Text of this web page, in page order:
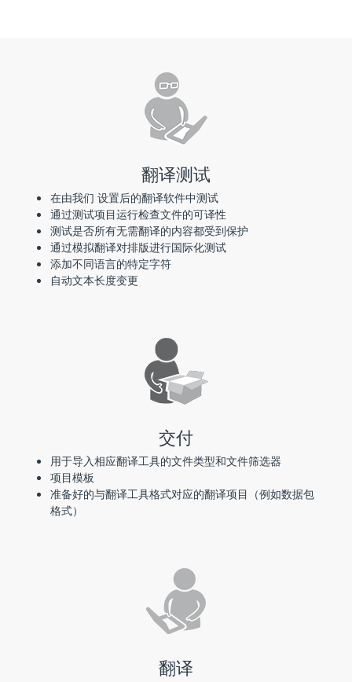
翻译测试
在由我们 设置后的翻译软件中测试
通过测试项目运行检查文件的可译性
测试是否所有无需翻译的内容都受到保护
通过模拟翻译对排版进行国际化测试
添加不同语言的特定字符
自动文本长度变更
交付
用于导入相应翻译工具的文件类型和文件筛选器
项目模板
准备好的与翻译工具格式对应的翻译项目（例如数据包
格式）
翻译